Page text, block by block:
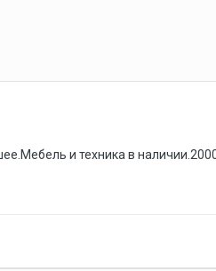
и техника в